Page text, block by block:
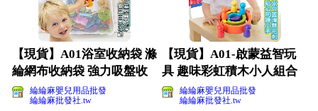
【現貨】A01浴室收納袋 滌
綸網布收納袋 強力吸盤收
納袋帶掛鉤
綸綸麻嬰兒用品批發
綸綸麻批發社.tw
【現貨】A01-啟蒙益智玩
具 趣味彩虹積木小人組合
搭建創意造型(影片
綸綸麻嬰兒用品批發
綸綸麻批發社.tw